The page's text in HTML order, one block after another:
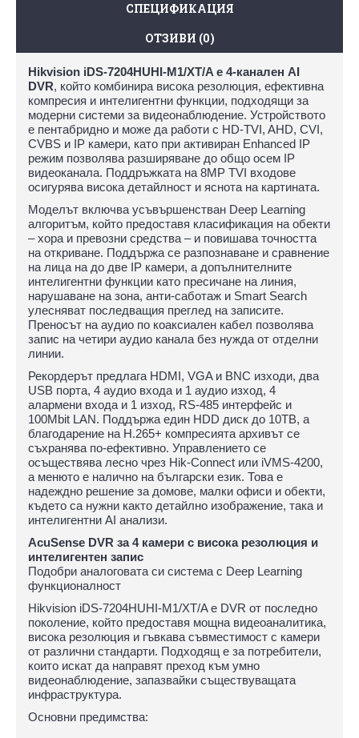
СПЕЦИФИКАЦИЯ
ОТЗИВИ (0)
Hikvision iDS-7204HUHI-M1/XT/A е 4-канален AI
DVR, който комбинира висока резолюция, ефективна
компресия и интелигентни функции, подходящи за
модерни системи за видеонаблюдение. Устройството
е пентабридно и може да работи с HD-TVI, AHD, CVI,
CVBS и IP камери, като при активиран Enhanced IP
режим позволява разширяване до общо осем IP
видеоканала. Поддръжката на 8MP TVI входове
осигурява висока детайлност и яснота на картината.
Моделът включва усъвършенстван Deep Learning
алгоритъм, който предоставя класификация на обекти
– хора и превозни средства – и повишава точността
на откриване. Поддържа се разпознаване и сравнение
на лица на до две IP камери, а допълнителните
интелигентни функции като пресичане на линия,
нарушаване на зона, анти-саботаж и Smart Search
улесняват последващия преглед на записите.
Преносът на аудио по коаксиален кабел позволява
запис на четири аудио канала без нужда от отделни
линии.
Рекордерът предлага HDMI, VGA и BNC изходи, два
USB порта, 4 аудио входа и 1 аудио изход, 4
алармени входа и 1 изход, RS-485 интерфейс и
100Mbit LAN. Поддържа един HDD диск до 10TB, а
благодарение на H.265+ компресията архивът се
съхранява по-ефективно. Управлението се
осъществява лесно чрез Hik-Connect или iVMS-4200,
а менюто е налично на български език. Това е
надеждно решение за домове, малки офиси и обекти,
където са нужни както детайлно изображение, така и
интелигентни AI анализи.
AcuSense DVR за 4 камери с висока резолюция и
интелигентен запис
Подобри аналоговата си система с Deep Learning
функционалност
Hikvision iDS-7204HUHI-M1/XT/A е DVR от последно
поколение, който предоставя мощна видеоаналитика,
висока резолюция и гъвкава съвместимост с камери
от различни стандарти. Подходящ е за потребители,
които искат да направят преход към умно
видеонаблюдение, запазвайки съществуващата
инфраструктура.
Основни предимства: